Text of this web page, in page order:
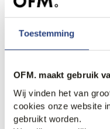
Toestemming
OFM. maakt gebruik
Wij vinden het van
cookies onze website
gebruikt worden.
Anderen